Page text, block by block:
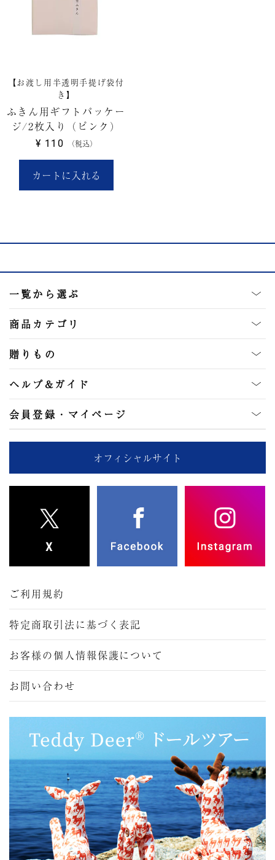
【お渡し用半透明手提げ袋付
き】
ふきん用ギフトパッケー
ジ/2枚入り（ピンク）
¥ 110 税込
カートに入れる
一覧から選ぶ
商品カテゴリ
贈りもの
ヘルプ&ガイド
会員登録・マイページ
オフィシャルサイト
ご利用規約
特定商取引法に基づく表記
お客様の個人情報保護について
お問い合わせ